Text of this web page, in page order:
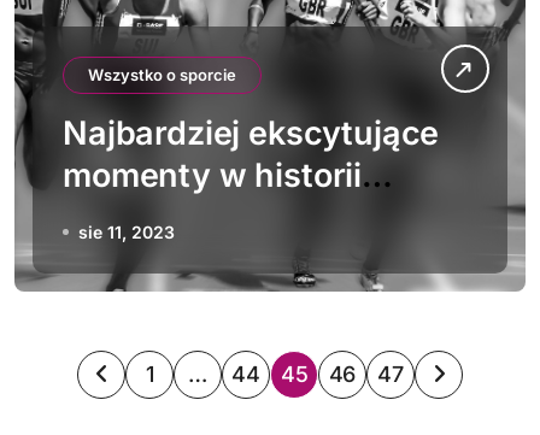
Wszystko o sporcie
Najbardziej ekscytujące
momenty w historii
sportu: Legendarnych
wydarzeń i rekordy
sie 11, 2023
S
1 … 44 45 46 47